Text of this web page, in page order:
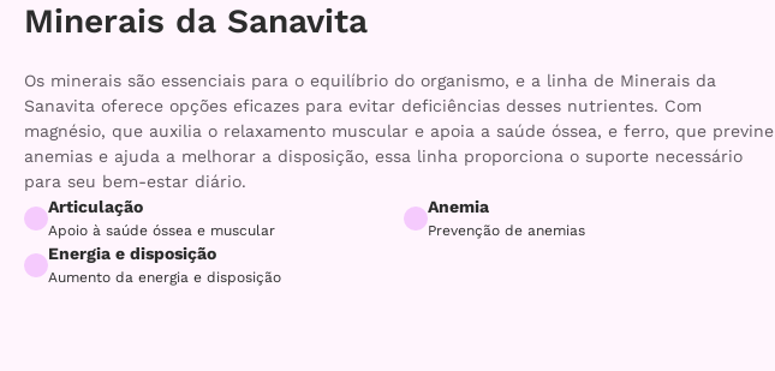
Minerais da Sanavita
Os minerais são essenciais para o equilíbrio do organismo, e a linha de Minerais da
Sanavita oferece opções eficazes para evitar deficiências desses nutrientes. Com
magnésio, que auxilia o relaxamento muscular e apoia a saúde óssea, e ferro, que previne
anemias e ajuda a melhorar a disposição, essa linha proporciona o suporte necessário
para seu bem-estar diário.
Articulação
Apoio à saúde óssea e muscular
Energia e disposição
Aumento da energia e disposição
Anemia
Prevenção de anemias